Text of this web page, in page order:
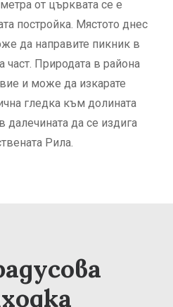
от църквата се е
постройка. Мястото днес
да направите пикник в
част. Природата в района
и може да изкарате
гледка към долината
да се издига
Рила.